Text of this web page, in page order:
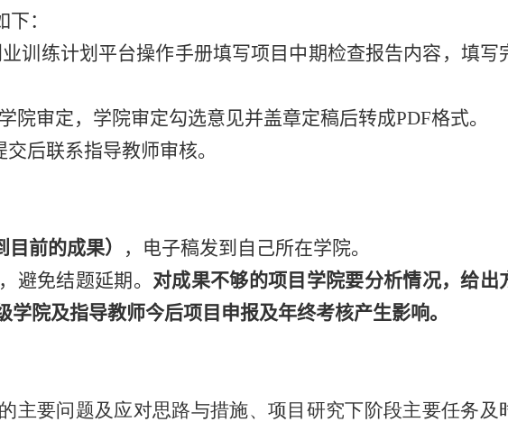
：
训练计划平台操作手册填写项目中期检查报告内容，填写
院审定，学院审定勾选意见并盖章定稿后转成PDF格式。
交后联系指导教师审核。
前的成果）
，电子稿发到自己所在学院。
避免结题延期。 对成果不够的项目学院要分析情况，给出
院及指导教师今后项目申报及年终考核产生影响。
主要问题及应对思路与措施、项目研究下阶段主要任务及